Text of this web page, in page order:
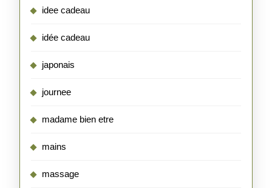
idee cadeau
idée cadeau
japonais
journee
madame bien etre
mains
massage